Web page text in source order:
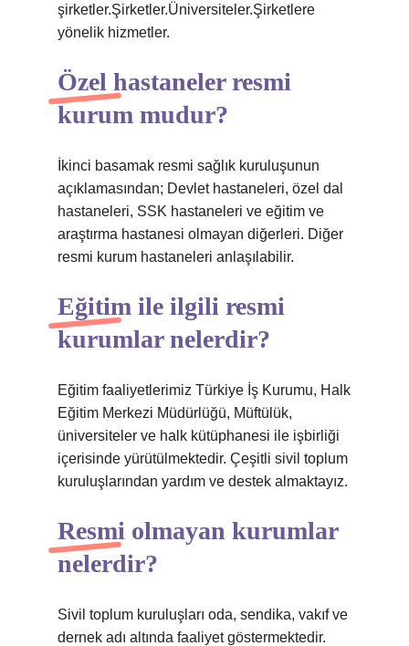
şirketler.Şirketler.Üniversiteler.Şirketlere
yönelik hizmetler.
Özel hastaneler resmi
kurum mudur?
İkinci basamak resmi sağlık kuruluşunun
açıklamasından; Devlet hastaneleri, özel dal
hastaneleri, SSK hastaneleri ve eğitim ve
araştırma hastanesi olmayan diğerleri. Diğer
resmi kurum hastaneleri anlaşılabilir.
Eğitim ile ilgili resmi
kurumlar nelerdir?
Eğitim faaliyetlerimiz Türkiye İş Kurumu, Halk
Eğitim Merkezi Müdürlüğü, Müftülük,
üniversiteler ve halk kütüphanesi ile işbirliği
içerisinde yürütülmektedir. Çeşitli sivil toplum
kuruluşlarından yardım ve destek almaktayız.
Resmi olmayan kurumlar
nelerdir?
Sivil toplum kuruluşları oda, sendika, vakıf ve
dernek adı altında faaliyet göstermektedir.